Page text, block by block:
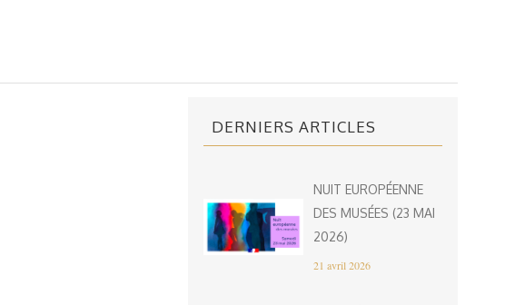
DERNIERS ARTICLES
NUIT EUROPÉENNE
DES MUSÉES (23 MAI
2026)
21 avril 2026